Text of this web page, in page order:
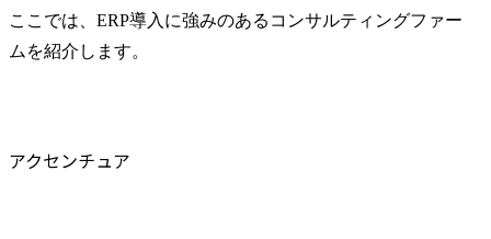
ここでは、ERP導入に強みのあるコンサルティングファー
ムを紹介します。
アクセンチュア